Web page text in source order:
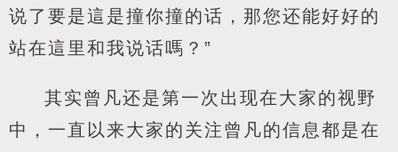
说了要是這是撞你撞的话，那您还能好好的
站在這里和我说话嗎？”
其实曾凡还是第一次出现在大家的视野
中，一直以来大家的关注曾凡的信息都是在